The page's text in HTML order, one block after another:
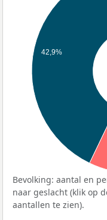
42,9%
Bevolking: aantal en
naar geslacht (klik op
aantallen te zien).